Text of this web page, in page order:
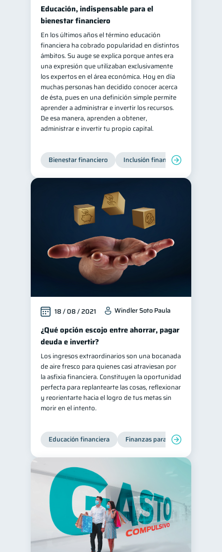
Finanzas en Pareja
Educación Financiera 1
Mipymes
Información financiera 1
inversiones
Salud mental 1 ahorro 1
Retiro Doble sueldo
Gasto responsable 1
Educación, indispensable para el
bienestar financiero
En los últimos años el término educación
financiera ha cobrado popularidad en distintos
ámbitos. Su auge se explica porque antes era
una expresión que utilizaban exclusivamente
los expertos en el área económica. Hoy en día
muchas personas han decidido conocer acerca
de ésta, pues en una definición simple permite
aprender a administrar e invertir los recursos.
De esa manera, aprenden a obtener,
administrar e invertir tu propio capital.
Bienestar financiero Inclusión financiera
18 / 08 / 2021 Windler Soto Paula
¿Qué opción escojo entre ahorrar, pagar
deuda e invertir?
Los ingresos extraordinarios son una bocanada
de aire fresco para quienes casi atraviesan por
la asfixia financiera. Constituyen la oportunidad
perfecta para replantearte las cosas, reflexionar
y reorientarte hacia el logro de tus metas sin
morir en el intento.
Educación financiera Finanzas para jóvenes